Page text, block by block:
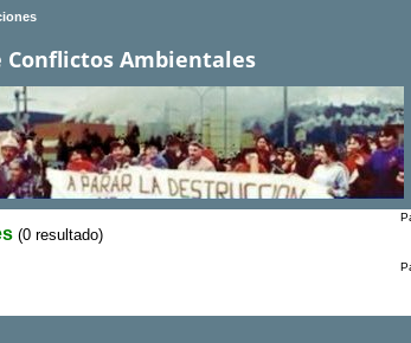
Ambientales
(0 resultado)